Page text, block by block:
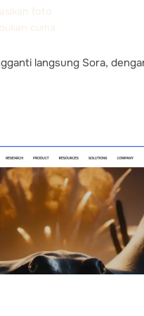
foto
cuma
langsung Sora,